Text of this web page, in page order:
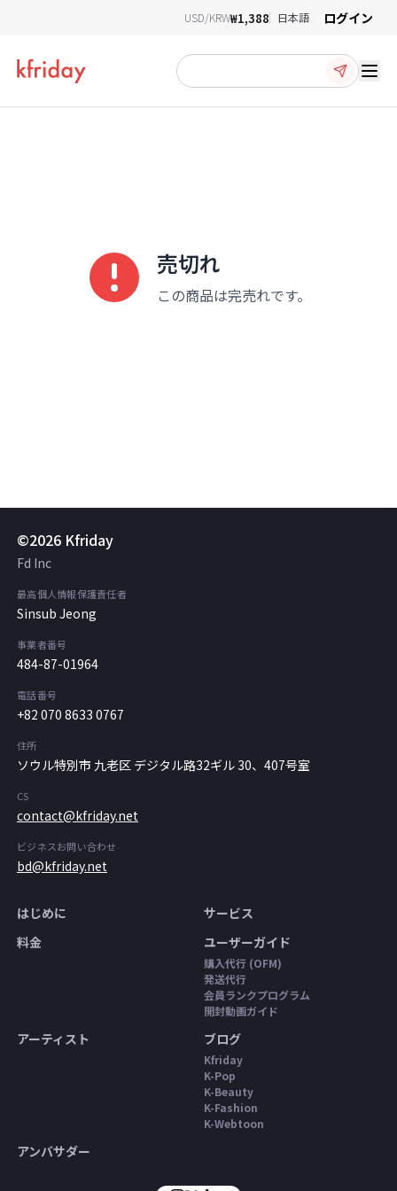
USD/KRW₩1,388 日本語 ログイン
売切れ
この商品は完売れです。
©2026 Kfriday
Fd Inc
最高個人情報保護責任者
Sinsub Jeong
事業者番号
484-87-01964
電話番号
+82 070 8633 0767
住所
ソウル特別市 九老区 デジタル路32ギル 30、407号室
CS
contact@kfriday.net
ビジネスお問い合わせ
bd@kfriday.net
はじめに
サービス
料金
ユーザーガイド
購入代行 (OFM)
発送代行
会員ランクプログラム
開封動画ガイド
アーティスト ブログ
Kfriday
K-Pop
K-Beauty
K-Fashion
K-Webtoon
アンバサダー